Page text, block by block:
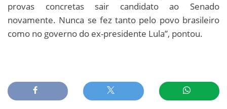
provas concretas sair candidato ao Senado
novamente. Nunca se fez tanto pelo povo brasileiro
como no governo do ex-presidente Lula”, pontou.